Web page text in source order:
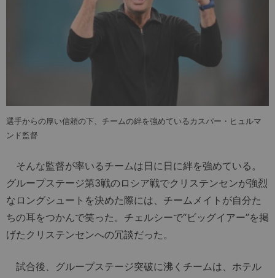
選手からの厚い信頼の下、チームの絆を強めているカスパー・ヒュルマ
ンド監督
そんな監督が率いるチームは日に日に絆を強めている。
グループステージ第3戦のロシア戦でクリステンセンが強烈
なロングシュートを決めた際には、チームメイトが自分た
ちの耳をつかんで笑った。チェルシーで“ビッグイアー”を掲
げたクリステンセンへの冗談だった。
試合後、グループステージ突破に沸くチームは、ホテル